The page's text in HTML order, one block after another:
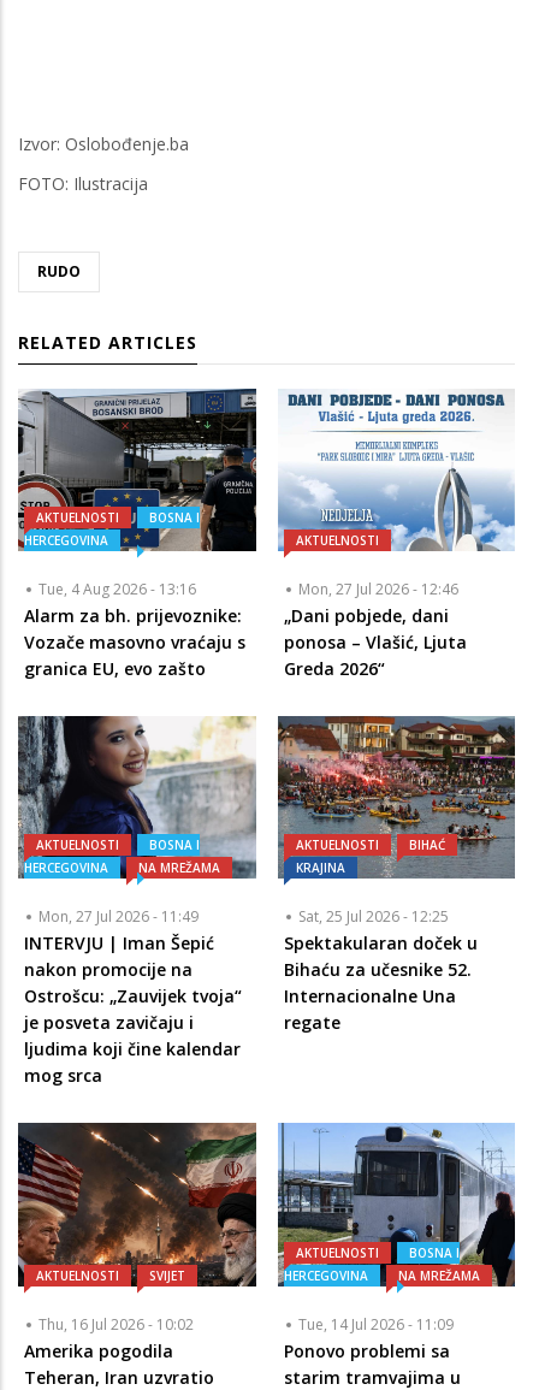
Izvor: Oslobođenje.ba
FOTO: Ilustracija
RUDO
RELATED ARTICLES
AKTUELNOSTI
BOSNA I
HERCEGOVINA
Tue, 4 Aug 2026 - 13:16
Alarm za bh. prijevoznike:
Vozače masovno vraćaju s
granica EU, evo zašto
AKTUELNOSTI
Mon, 27 Jul 2026 - 12:46
„Dani pobjede, dani
ponosa – Vlašić, Ljuta
Greda 2026“
AKTUELNOSTI
BOSNA I
HERCEGOVINA
NA MREŽAMA
Mon, 27 Jul 2026 - 11:49
INTERVJU | Iman Šepić
nakon promocije na
Ostrošcu: „Zauvijek tvoja“
je posveta zavičaju i
ljudima koji čine kalendar
mog srca
AKTUELNOSTI
BIHAĆ
KRAJINA
Sat, 25 Jul 2026 - 12:25
Spektakularan doček u
Bihaću za učesnike 52.
Internacionalne Una
regate
AKTUELNOSTI SVIJET
Thu, 16 Jul 2026 - 10:02
Amerika pogodila
Teheran, Iran uzvratio
AKTUELNOSTI
BOSNA I
HERCEGOVINA
NA MREŽAMA
Tue, 14 Jul 2026 - 11:09
Ponovo problemi sa
starim tramvajima u